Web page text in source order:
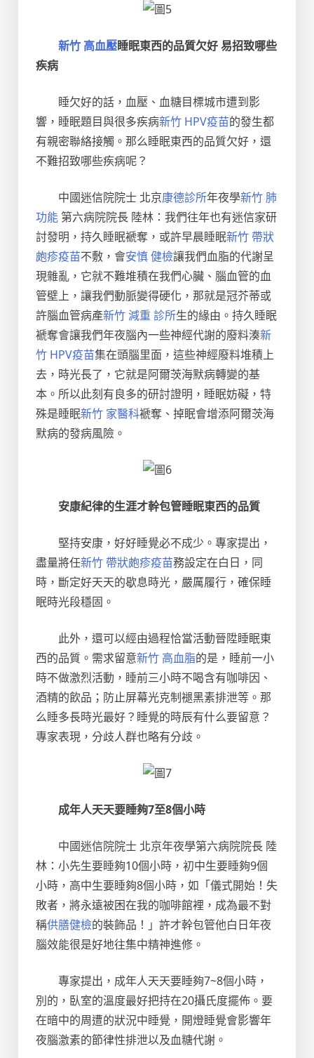
新竹 高血壓睡眠東西的品質欠好 易招致哪些
疾病
睡欠好的話，血壓、血糖目標城市遭到影
響，睡眠題目與很多疾病新竹 HPV疫苗的發生都
有親密聯絡接觸。那么睡眠東西的品質欠好，還
不難招致哪些疾病呢？
中國迷信院院士 北京康德診所年夜學新竹 肺
功能 第六病院院長 陸林：我們往年也有迷信家研
討發明，持久睡眠褫奪，或許早晨睡眠新竹 帶狀
皰疹疫苗不敷，會安慎 健檢讓我們血脂的代謝呈
現雜亂，它就不難堆積在我們心臟、腦血管的血
管壁上，讓我們動脈變得硬化，那就是冠芥蒂或
許腦血管病產新竹 減重 診所生的緣由。持久睡眠
褫奪會讓我們年夜腦內一些神經代謝的廢料湊新
竹 HPV疫苗集在頭腦里面，這些神經廢料堆積上
去，時光長了，它就是阿爾茨海默病轉變的基
本。所以此刻有良多的研討證明，睡眠妨礙，特
殊是睡眠新竹 家醫科褫奪、掉眠會增添阿爾茨海
默病的發病風險。
安康紀律的生涯才幹包管睡眠東西的品質
堅持安康，好好睡覺必不成少。專家提出，
盡量將任新竹 帶狀皰疹疫苗務設定在白日，同
時，斷定好天天的歇息時光，嚴厲履行，確保睡
眠時光段穩固。
此外，還可以經由過程恰當活動晉陞睡眠東
西的品質。需求留意新竹 高血脂的是，睡前一小
時不做激烈活動，睡前三小時不喝含有咖啡因、
酒精的飲品；防止屏幕光克制褪黑素排泄等。那
么睡多長時光最好？睡覺的時辰有什么要留意？
專家表現，分歧人群也略有分歧。
成年人天天要睡夠7至8個小時
中國迷信院院士 北京年夜學第六病院院長 陸
林：小先生要睡夠10個小時，初中生要睡夠9個
小時，高中生要睡夠8個小時，如「儀式開始！失
敗者，將永遠被困在我的咖啡館裡，成為最不對
稱供膳健檢的裝飾品！」許才幹包管他白日年夜
腦效能很是好地往集中精神進修。
專家提出，成年人天天要睡夠7~8個小時，
別的，臥室的溫度最好把持在20攝氏度擺佈。要
在暗中的周遭的狀況中睡覺，開燈睡覺會影響年
夜腦激素的節律性排泄以及血糖代謝。